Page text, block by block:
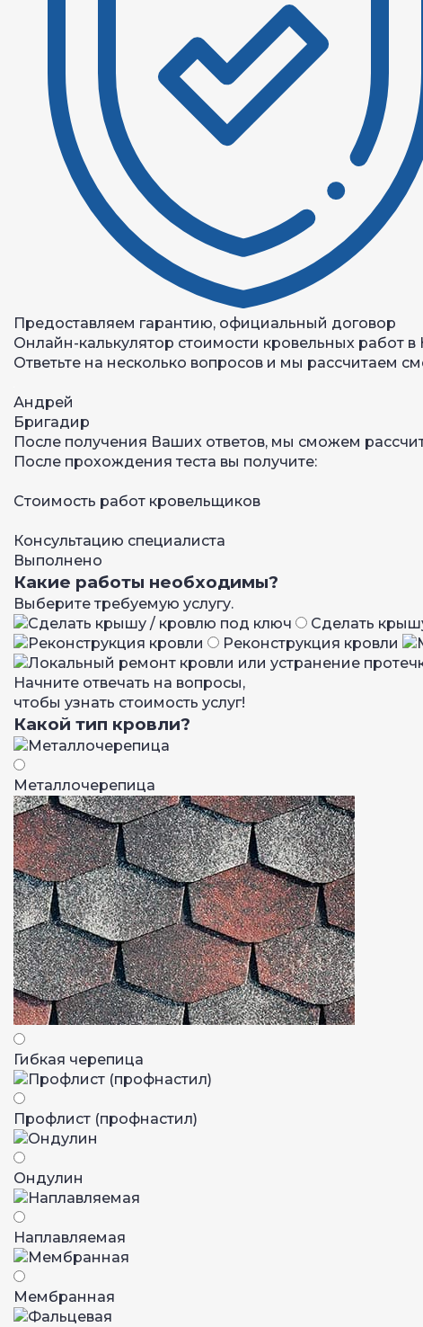
Предоставляем гарантию, официальный договор
Онлайн-калькулятор стоимости кровельных работ
Ответьте на несколько вопросов и мы рассчитаем
Андрей
Бригадир
После получения Ваших ответов, мы сможем
После прохождения теста вы получите:
Стоимость работ кровельщиков
Консультацию специалиста
Выполнено
Какие работы необходимы?
Выберите требуемую услугу.
Сделать
Реконструкция кровли
Начните отвечать на вопросы,
чтобы узнать стоимость услуг!
Какой тип кровли?
Металло­черепица
Гибкая черепица
Профлист (профнастил)
Ондулин
Наплавляемая
Мембранная